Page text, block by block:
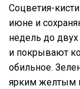
Соцветия-
июне и
недель до
и покрывают
обильное.
ярким желтым